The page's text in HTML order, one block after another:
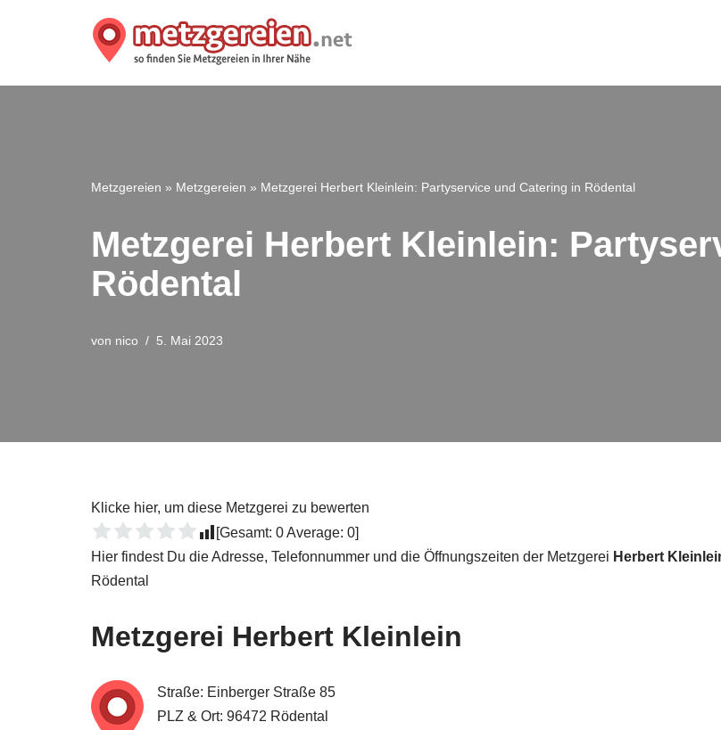
Metzgereien » Metzgereien » Metzgerei Herbert Kleinlein: Partyservice und Catering in Rödental
Metzgerei Herbert Kleinlein:
Rödental
von nico 5. Mai 2023
Klicke hier, um diese Metzgerei zu bewerten
[Gesamt: 0Average: 0]
Hier findest Du die Adresse, Telefonnummer und die Öffnungszeiten der Metzgerei Herbert
Rödental
Metzgerei Herbert Kleinlein
Straße: Einberger Straße 85
PLZ & Ort: 96472 Rödental